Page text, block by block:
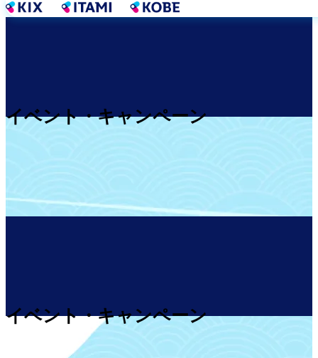
メ
ツ
イベント・キャンペーン
イベント・キャンペーン